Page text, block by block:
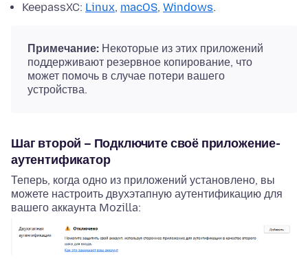
KeepassXC: Linux, macOS, Windows.
Примечание: Некоторые из этих приложений
поддерживают резервное копирование, что
может помочь в случае потери вашего
устройства.
Шаг второй – Подключите своё приложение-
аутентификатор
Теперь, когда одно из приложений установлено, вы
можете настроить двухэтапную аутентификацию для
вашего аккаунта Mozilla: